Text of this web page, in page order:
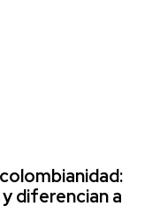
diferencian a